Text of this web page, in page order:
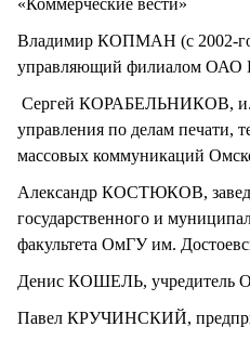
Владимир КОПМАН (с 2002-
управляющий филиалом ОАО
Сергей КОРАБЕЛЬНИКОВ,
управления по делам печати,
массовых коммуникаций
Александр КОСТЮКОВ,
государственного и
факультета ОмГУ им.
Денис КОШЕЛЬ, учредитель
Павел КРУЧИНСКИЙ,